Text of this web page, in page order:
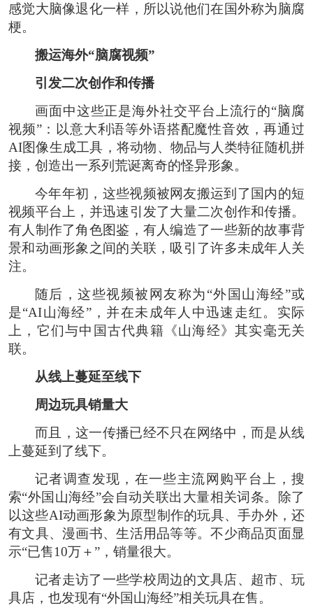
感觉大脑像退化一样，所以说他们在国外称为脑腐
梗。
搬运海外“脑腐视频”
引发二次创作和传播
画面中这些正是海外社交平台上流行的“脑腐
视频”：以意大利语等外语搭配魔性音效，再通过
AI图像生成工具，将动物、物品与人类特征随机拼
接，创造出一系列荒诞离奇的怪异形象。
今年年初，这些视频被网友搬运到了国内的短
视频平台上，并迅速引发了大量二次创作和传播。
有人制作了角色图鉴，有人编造了一些新的故事背
景和动画形象之间的关联，吸引了许多未成年人关
注。
随后，这些视频被网友称为“外国山海经”或
是“AI山海经”，并在未成年人中迅速走红。实际
上，它们与中国古代典籍《山海经》其实毫无关
联。
从线上蔓延至线下
周边玩具销量大
而且，这一传播已经不只在网络中，而是从线
上蔓延到了线下。
记者调查发现，在一些主流网购平台上，搜
索“外国山海经”会自动关联出大量相关词条。除了
以这些AI动画形象为原型制作的玩具、手办外，还
有文具、漫画书、生活用品等等。不少商品页面显
示“已售10万＋”，销量很大。
记者走访了一些学校周边的文具店、超市、玩
具店，也发现有“外国山海经”相关玩具在售。